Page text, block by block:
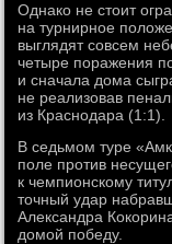
Однако не стоит
на турнирное
выглядят совсем
четыре поражения
и сначала дома
не реализовав
из Краснодара (1:1).
В седьмом туре
поле против
к чемпионскому
точный удар
Александра
домой победу.